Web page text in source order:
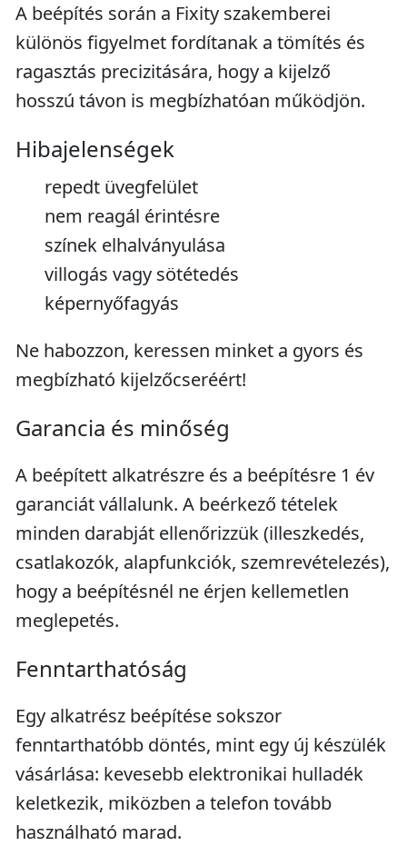
A beépítés során a Fixity szakemberei
különös figyelmet fordítanak a tömítés és
ragasztás precizitására, hogy a kijelző
hosszú távon is megbízhatóan működjön.
Hibajelenségek
repedt üvegfelület
nem reagál érintésre
színek elhalványulása
villogás vagy sötétedés
képernyőfagyás
Ne habozzon, keressen minket a gyors és
megbízható kijelzőcseréért!
Garancia és minőség
A beépített alkatrészre és a beépítésre 1 év
garanciát vállalunk. A beérkező tételek
minden darabját ellenőrizzük (illeszkedés,
csatlakozók, alapfunkciók, szemrevételezés),
hogy a beépítésnél ne érjen kellemetlen
meglepetés.
Fenntarthatóság
Egy alkatrész beépítése sokszor
fenntarthatóbb döntés, mint egy új készülék
vásárlása: kevesebb elektronikai hulladék
keletkezik, miközben a telefon tovább
használható marad.